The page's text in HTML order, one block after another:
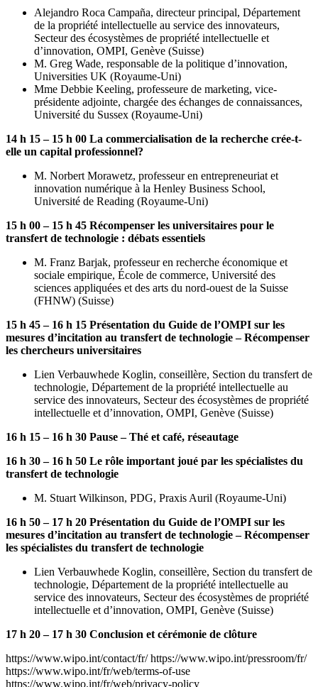
Alejandro Roca Campaña, directeur principal, Département
de la propriété intellectuelle au service des innovateurs,
Secteur des écosystèmes de propriété intellectuelle et
d’innovation, OMPI, Genève (Suisse)
M. Greg Wade, responsable de la politique d’innovation,
Universities UK (Royaume-Uni)
Mme Debbie Keeling, professeure de marketing, vice-
présidente adjointe, chargée des échanges de connaissances,
Université du Sussex (Royaume-Uni)
14 h 15 – 15 h 00 La commercialisation de la recherche crée-t-
elle un capital professionnel?
M. Norbert Morawetz, professeur en entrepreneuriat et
innovation numérique à la Henley Business School,
Université de Reading (Royaume-Uni)
15 h 00 – 15 h 45 Récompenser les universitaires pour le
transfert de technologie : débats essentiels
M. Franz Barjak, professeur en recherche économique et
sociale empirique, École de commerce, Université des
sciences appliquées et des arts du nord-ouest de la Suisse
(FHNW) (Suisse)
15 h 45 – 16 h 15 Présentation du Guide de l’OMPI sur les
mesures d’incitation au transfert de technologie – Récompenser
les chercheurs universitaires
Lien Verbauwhede Koglin, conseillère, Section du transfert de
technologie, Département de la propriété intellectuelle au
service des innovateurs, Secteur des écosystèmes de propriété
intellectuelle et d’innovation, OMPI, Genève (Suisse)
16 h 15 – 16 h 30 Pause – Thé et café, réseautage
16 h 30 – 16 h 50 Le rôle important joué par les spécialistes du
transfert de technologie
M. Stuart Wilkinson, PDG, Praxis Auril (Royaume-Uni)
16 h 50 – 17 h 20 Présentation du Guide de l’OMPI sur les
mesures d’incitation au transfert de technologie – Récompenser
les spécialistes du transfert de technologie
Lien Verbauwhede Koglin, conseillère, Section du transfert de
technologie, Département de la propriété intellectuelle au
service des innovateurs, Secteur des écosystèmes de propriété
intellectuelle et d’innovation, OMPI, Genève (Suisse)
17 h 20 – 17 h 30 Conclusion et cérémonie de clôture
https://www.wipo.int/contact/fr/ https://www.wipo.int/pressroom/fr/
https://www.wipo.int/fr/web/terms-of-use
https://www.wipo.int/fr/web/privacy-policy